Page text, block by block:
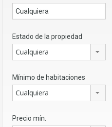
Estado de la propiedad
Cualquiera
Mínimo de habitaciones
Cualquiera
Precio mín.